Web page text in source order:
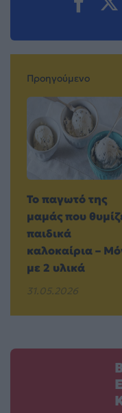
Προηγούμενο
Το παγωτό της
μαμάς που
παιδικά
καλοκαίρια –
με 2 υλικά
31.05.2026